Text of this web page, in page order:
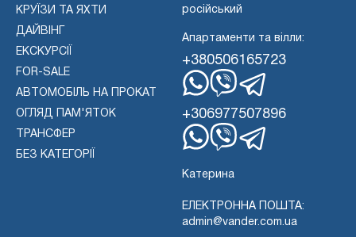
КРУЇЗИ ТА ЯХТИ
ДАЙВІНГ
ЕКСКУРСІЇ
FOR-SALE
АВТОМОБІЛЬ НА ПРОКАТ
ОГЛЯД ПАМ'ЯТОК
ТРАНСФЕР
БЕЗ КАТЕГОРІЇ
російський
Апартаменти та вілли:
+380506165723
WhatsApp
Вайбер
Телеграма
+306977507896
Катерина
ЕЛЕКТРОННА ПОШТА:
admin@vander.com.ua